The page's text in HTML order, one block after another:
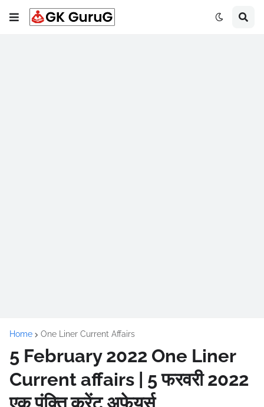
Home One Liner Current Affairs
5 February 2022 One Liner
Current affairs | 5 फरवरी 2022